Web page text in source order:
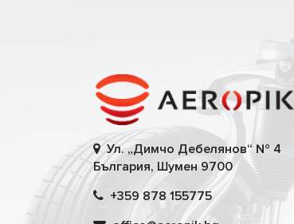
Ул. „Димчо Дебелянов“ № 4
България, Шумен 9700
+359 878 155775